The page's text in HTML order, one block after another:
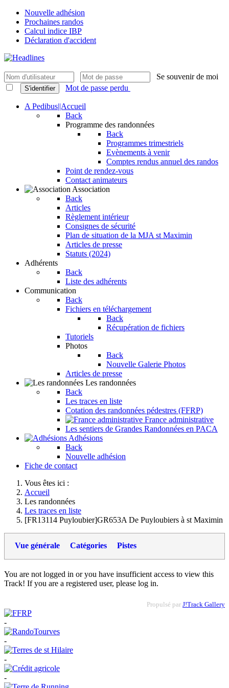
Nouvelle adhésion
Prochaines randos
Calcul indice IBP
Déclaration d'accident
Se souvenir de moi
S'identifier Mot de passe perdu
A Pedibus||Accueil
Back
Programme des randonnées
Back
Programmes trimestriels
Evènements à venir
Comptes rendus annuel des randos
Point de rendez-vous
Contact animateurs
Association
Back
Articles
Règlement intérieur
Consignes de sécurité
Plan de situation de la MJA st Maximin
Articles de presse
Statuts (2024)
Adhérents
Back
Liste des adhérents
Communication
Back
Fichiers en téléchargement
Back
Récupération de fichiers
Tutoriels
Photos
Back
Nouvelle Galerie Photos
Articles de presse
Les randonnées
Back
Les traces en liste
Cotation des randonnées pédestres (FFRP)
France administrative
Les sentiers de Grandes Randonnées en PACA
Adhésions
Back
Nouvelle adhésion
Fiche de contact
Vous êtes ici :
Accueil
Les randonnées
Les traces en liste
[FR13114 Puyloubier]GR653A De Puyloubiers à st Maximin
Vue générale Catégories Pistes
You are not logged in or you have insufficient access to view this
Track! If you are a registered user, please log in.
Propulsé par J!Track Gallery
-
-
-
-